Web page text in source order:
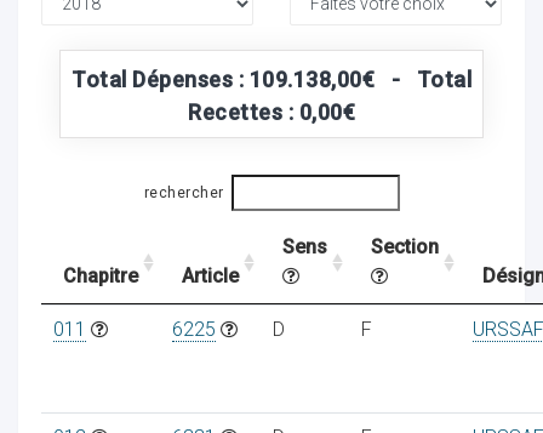
Total Dépenses : 109.138,00€ - Total
Recettes : 0,00€
rechercher
Chapitre Article
Sens
Section
011 6225 D F